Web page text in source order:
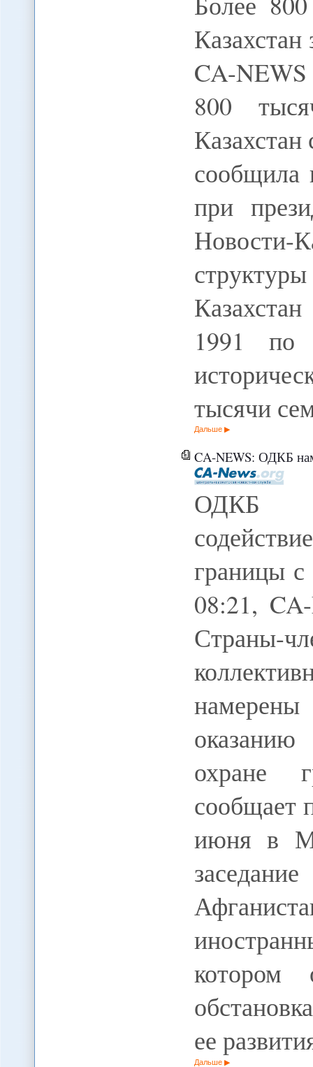
CA-
800
сообщила
при
Новости-
1991 по
тысячи
Дальше
CA-NEWS: ОДКБ намерена
ОДКБ
границы
08:21,
Страны-
оказанию
охране
сообщает
июня в
котором
ее
Дальше